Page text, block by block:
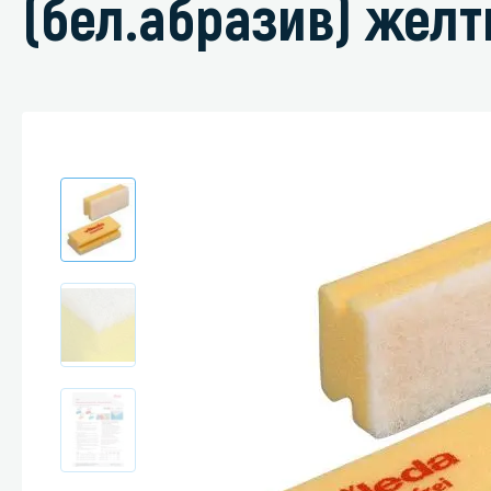
Защитные
стрипперы
Средства
Средства
Средства
Средства
Средства
(бел.абразив)